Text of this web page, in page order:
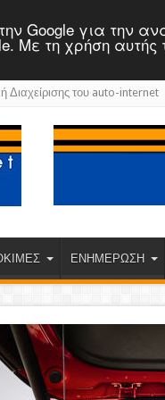
Google για την
Με τη χρήση
Διαχείρισης του auto-internet
ΕΝΗΜΕΡΩΣΗ